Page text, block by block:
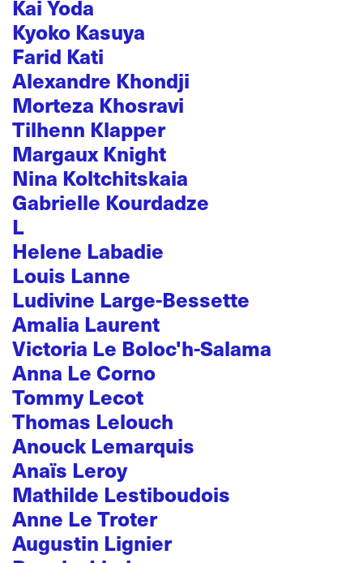
Kai Yoda
Kyoko Kasuya
Farid Kati
Alexandre Khondji
Morteza Khosravi
Tilhenn Klapper
Margaux Knight
Nina Koltchitskaia
Gabrielle Kourdadze
L
Helene Labadie
Louis Lanne
Ludivine Large-Bessette
Amalia Laurent
Victoria Le Boloc'h-Salama
Anna Le Corno
Tommy Lecot
Thomas Lelouch
Anouck Lemarquis
Anaïs Leroy
Mathilde Lestiboudois
Anne Le Troter
Augustin Lignier